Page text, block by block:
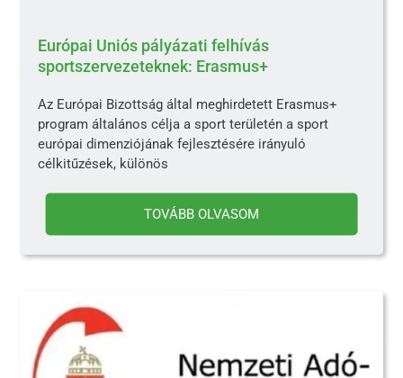
Európai Uniós pályázati felhívás
sportszervezeteknek: Erasmus+
Az Európai Bizottság által meghirdetett Erasmus+
program általános célja a sport területén a sport
európai dimenziójának fejlesztésére irányuló
célkitűzések, különös
TOVÁBB OLVASOM